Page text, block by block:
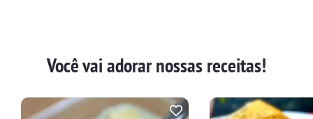
Você vai adorar nossas receitas!